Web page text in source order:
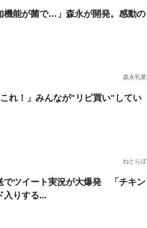
機能が菌で…」森永が開発。感動の
森永乳業
れ！」みんなが"リピ買い"してい
ねとらぼ
でツイート実況が大爆発 「チキン
入りする...